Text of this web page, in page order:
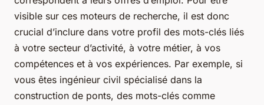
visible sur ces moteurs de recherche, il est donc
crucial d’inclure dans votre profil des mots-clés liés
à votre secteur d’activité, à votre métier, à vos
compétences et à vos expériences. Par exemple, si
vous êtes ingénieur civil spécialisé dans la
construction de ponts, des mots-clés comme